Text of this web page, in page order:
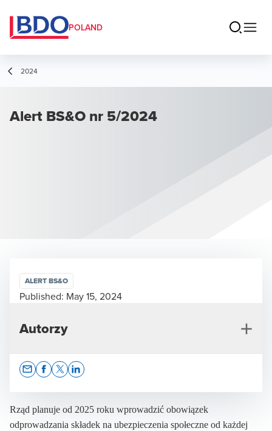
POLAND
2024
Alert BS&O nr 5/2024
Rząd planuje od 2025 roku wprowadzić obowiązek
odprowadzania składek na ubezpieczenia społeczne od każdej
ALERT BS&O
Published: May 15, 2024
Autorzy